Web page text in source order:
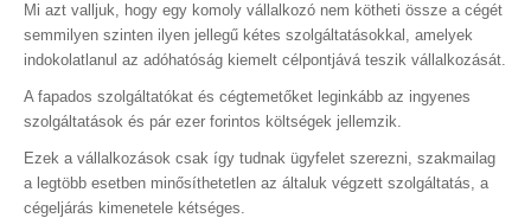
Mi azt valljuk, hogy egy komoly vállalkozó nem kötheti össze a cégét
semmilyen szinten ilyen jellegű kétes szolgáltatásokkal, amelyek
indokolatlanul az adóhatóság kiemelt célpontjává teszik vállalkozását.
A fapados szolgáltatókat és cégtemetőket leginkább az ingyenes
szolgáltatások és pár ezer forintos költségek jellemzik.
Ezek a vállalkozások csak így tudnak ügyfelet szerezni, szakmailag
a legtöbb esetben minősíthetetlen az általuk végzett szolgáltatás, a
cégeljárás kimenetele kétséges.